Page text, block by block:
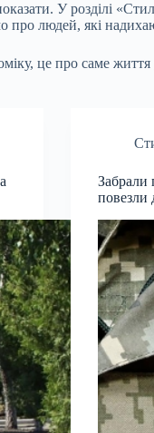
У розділі
людей, які
це про саме життя
Забрали
повезли